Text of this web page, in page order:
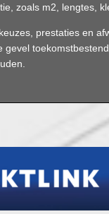
zoals m2, lengtes,
prestaties en
gevel